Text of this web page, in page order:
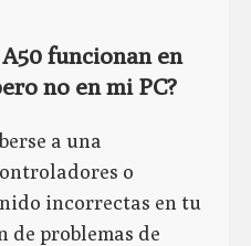
funcionan en
no en mi PC?
a una
o
incorrectas en tu
de problemas de